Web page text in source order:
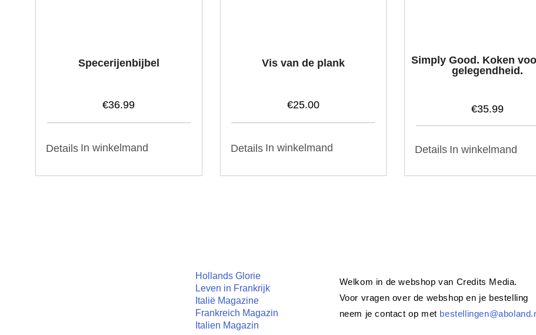
Specerijenbijbel
€36.99
Details In winkelmand
Vis van de plank
€25.00
Details In winkelmand
Simply Good. Koken
gelegendheid.
€35.99
Details In winkelmand
Hollands Glorie
Leven in Frankrijk
Italië Magazine
Frankreich Magazin
Italien Magazin
Welkom in de webshop van Credits Media.
Voor vragen over de webshop en je bestelling
neem je contact op met